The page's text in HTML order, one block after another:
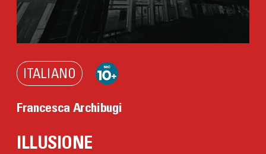
ITALIANO
Francesca Archibugi
ILLUSIONE